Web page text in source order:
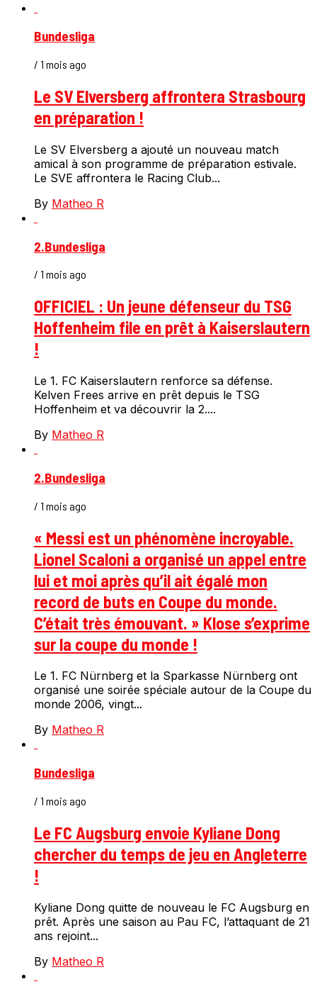
Bundesliga
/ 1 mois ago
Le SV Elversberg affrontera Strasbourg
en préparation !
Le SV Elversberg a ajouté un nouveau match
amical à son programme de préparation estivale.
Le SVE affrontera le Racing Club...
By Matheo R
2.Bundesliga
/ 1 mois ago
OFFICIEL : Un jeune défenseur du TSG
Hoffenheim file en prêt à Kaiserslautern
!
Le 1. FC Kaiserslautern renforce sa défense.
Kelven Frees arrive en prêt depuis le TSG
Hoffenheim et va découvrir la 2....
By Matheo R
2.Bundesliga
/ 1 mois ago
« Messi est un phénomène incroyable.
Lionel Scaloni a organisé un appel entre
lui et moi après qu’il ait égalé mon
record de buts en Coupe du monde.
C’était très émouvant. » Klose s’exprime
sur la coupe du monde !
Le 1. FC Nürnberg et la Sparkasse Nürnberg ont
organisé une soirée spéciale autour de la Coupe du
monde 2006, vingt...
By Matheo R
Bundesliga
/ 1 mois ago
Le FC Augsburg envoie Kyliane Dong
chercher du temps de jeu en Angleterre
!
Kyliane Dong quitte de nouveau le FC Augsburg en
prêt. Après une saison au Pau FC, l’attaquant de 21
ans rejoint...
By Matheo R